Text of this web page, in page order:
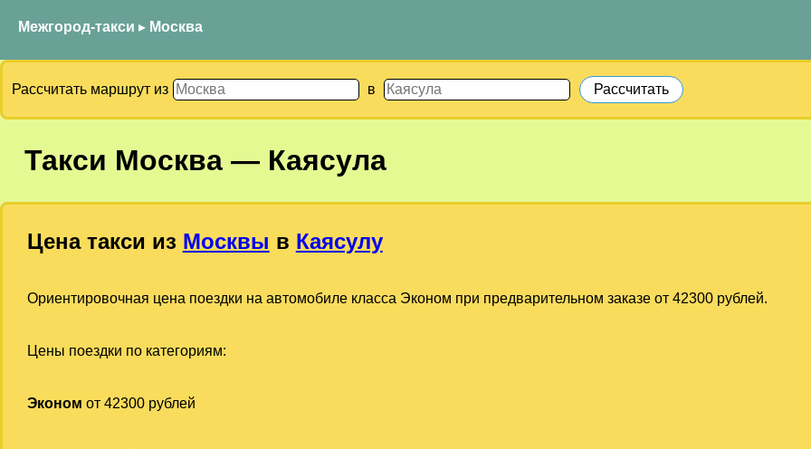
Межгород-такси ▸ Москва
Рассчитать маршрут из в
Такси Москва— Каясула
Цена такси из Москвы в Каясулу
Ориентировочная цена поездки на автомобиле класса Эконом при предварительном заказе от 42300 рублей.
Цены поездки по категориям:
Эконом от 42300 рублей